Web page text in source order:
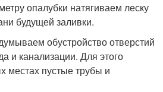
опалубки натягиваем леску
будущей заливки.
обустройство отверстий
и канализации. Для этого
местах пустые трубы и